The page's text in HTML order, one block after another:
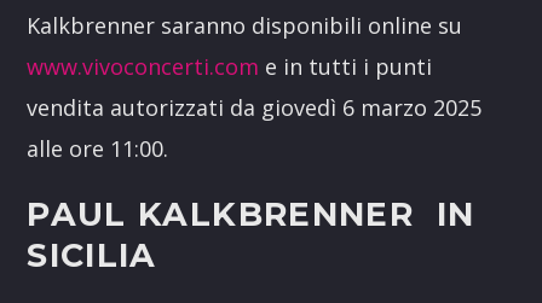
Kalkbrenner saranno disponibili online su
www.vivoconcerti.com e in tutti i punti
vendita autorizzati da giovedì 6 marzo 2025
alle ore 11:00.
PAUL KALKBRENNER IN
SICILIA